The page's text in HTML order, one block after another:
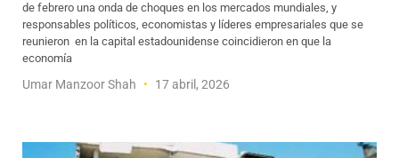
de febrero una onda de choques en los mercados mundiales, y
responsables políticos, economistas y líderes empresariales que se
reunieron en la capital estadounidense coincidieron en que la
economía
Umar Manzoor Shah 17 abril, 2026